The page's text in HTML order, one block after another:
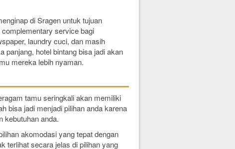
di Sragen untuk tujuan
service bagi
laundry cuci, dan masih
panjang, hotel bintang bisa jadi akan
mereka lebih nyaman.
tamu seringkali akan memiliki
bisa jadi menjadi pilihan anda karena
kebutuhan anda.
akomodasi yang tepat dengan
terlihat secara jelas di pilihan yang